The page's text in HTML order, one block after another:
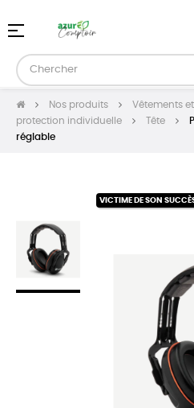
Basculer
navigation
☰
Nos produits Vêtements
protection individuelle
Tête
réglable
VICTIME DE SON